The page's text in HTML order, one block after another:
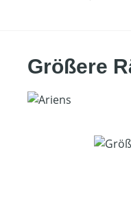
Größere
Bildergalerie